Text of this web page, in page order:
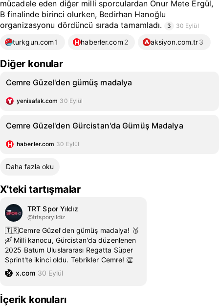
mücadele eden diğer milli sporculardan Onur Mete Ergül,
B finalinde birinci olurken, Bedirhan Hanoğlu
organizasyonu dördüncü sırada tamamladı.
3 30 Eylül
turkgun.com 1 haberler.com 2 aksiyon.com.tr3
Diğer konular
Cemre Güzel'den gümüş madalya
yenisafak.com 30 Eylül
Cemre Güzel'den Gürcistan'da Gümüş Madalya
haberler.com 30 Eylül
Daha fazla oku
X'teki tartışmalar
TRT Spor Yıldız
@trtsporyildiz
🇹🇷Cemre Güzel'den gümüş madalya! 🥈
🛶 Milli kanocu, Gürcistan'da düzenlenen
2025 Batum Uluslararası Regatta Süper
Sprint'te ikinci oldu. Tebrikler Cemre! 👏
x.com 30 Eylül
İçerik konuları